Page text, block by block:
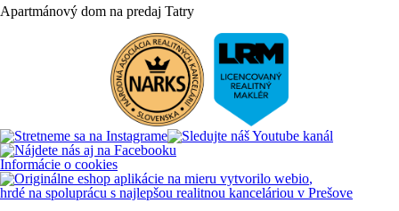
Apartmánový dom na predaj Tatry
Informácie o cookies
vytvorilo webio,
hrdé na spoluprácu s najlepšou realitnou kanceláriou v Prešove